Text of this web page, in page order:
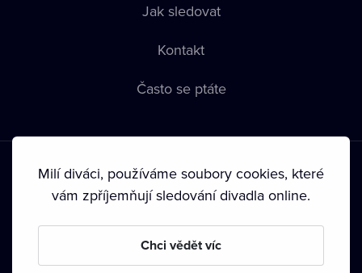
Jak sledovat
Kontakt
Často se ptáte
Podmínky používání • Ochrana soukromí • Zásady používání
• Autorská práva•
Milí diváci, používáme soubory cookies, které
vám zpříjemňují sledování divadla online.
Chci vědět víc